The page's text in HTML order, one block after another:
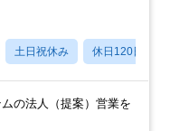
土日祝休み 休日120日以上
の法人（提案）営業を